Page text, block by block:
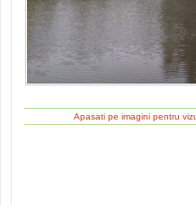
Apasati pe imagini pentru